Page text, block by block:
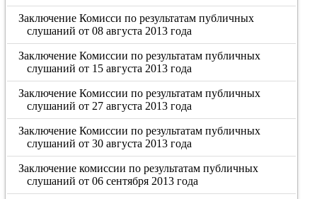
Заключение Комисси по результатам публичных
слушаний от 08 августа 2013 года
Заключение Комиссии по результатам публичных
слушаний от 15 августа 2013 года
Заключение Комиссии по результатам публичных
слушаний от 27 августа 2013 года
Заключение Комиссии по результатам публичных
слушаний от 30 августа 2013 года
Заключение комиссии по результатам публичных
слушаний от 06 сентября 2013 года